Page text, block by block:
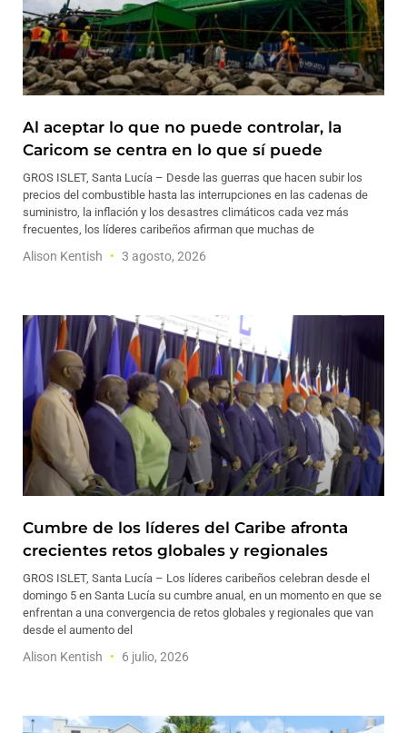
Al aceptar lo que no puede controlar, la
Caricom se centra en lo que sí puede
GROS ISLET, Santa Lucía – Desde las guerras que hacen subir los
precios del combustible hasta las interrupciones en las cadenas de
suministro, la inflación y los desastres climáticos cada vez más
frecuentes, los líderes caribeños afirman que muchas de
Alison Kentish 3 agosto, 2026
Cumbre de los líderes del Caribe afronta
crecientes retos globales y regionales
GROS ISLET, Santa Lucía – Los líderes caribeños celebran desde el
domingo 5 en Santa Lucía su cumbre anual, en un momento en que se
enfrentan a una convergencia de retos globales y regionales que van
desde el aumento del
Alison Kentish 6 julio, 2026